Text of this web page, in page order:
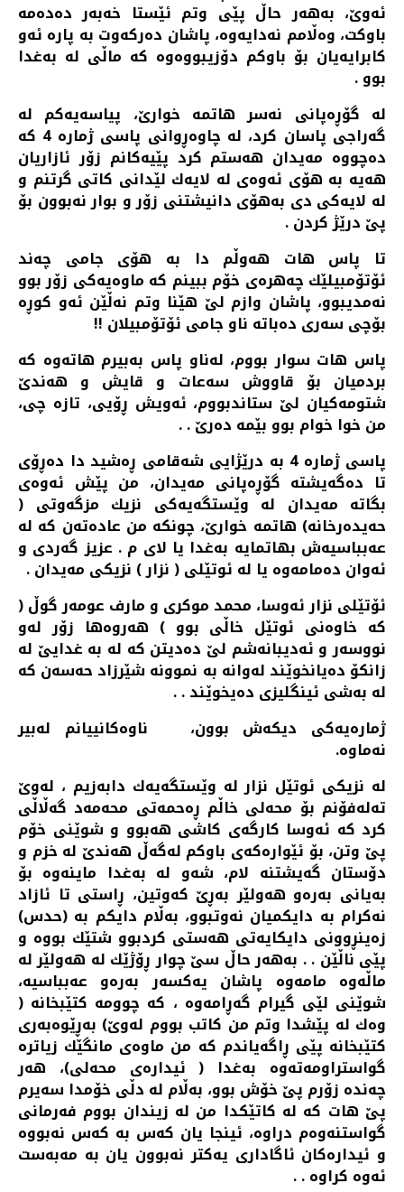
ئه‌وێ، به‌هه‌ر حاڵ پێی وتم ئێستا خه‌به‌ر ده‌ده‌مه‌
باوكت، وه‌ڵامم نه‌دایه‌وه‌، پاشان ده‌ركه‌وت به‌ پاره‌ ئه‌و
كابرایه‌یان بۆ باوكم دۆزیبووه‌وه‌ كه‌ ماڵی له‌ به‌غدا
بوو .
له‌ گۆڕه‌پانی نه‌سر هاتمه‌ خوارێ، پیاسه‌یه‌كم له‌
گه‌راجی پاسان كرد، له‌ چاوه‌ڕوانی پاسی ژماره‌ 4 كه‌
ده‌چووه‌ مه‌یدان هه‌ستم كرد پێیه‌كانم زۆر ئازاریان
هه‌یه‌ به‌ هۆی ئه‌وه‌ی له‌ لایه‌ك لێدانی كاتی گرتنم و
له‌ لایه‌كی دی به‌هۆی دانیشتنی زۆر و بوار نه‌بوون بۆ
پێ درێژ كردن .
تا پاس هات هه‌وڵم دا به‌ هۆی جامی چه‌ند
ئۆتۆمبیلێك چه‌هره‌ی خۆم ببینم كه‌ ماوه‌یه‌كی زۆر بوو
نه‌مدیبوو، پاشان وازم لێ هێنا وتم نه‌ڵێن ئه‌و كوڕه‌
بۆچی سه‌ری ده‌باته‌ ناو‌ جامی ئۆتۆمبیلان !!
پاس هات سوار بووم، له‌ناو پاس به‌بیرم هاته‌وه‌ كه‌
بردمیان بۆ قاووش سه‌عات و قایش و هه‌ندێ
شتومه‌كیان لێ ستاندبووم، ئه‌ویش ڕۆیی، تازه‌ چی،
من خوا خوام بوو بێمه‌ ده‌رێ . .
پاسی ژماره‌ 4 به‌ درێژایی شه‌قامی ڕه‌شید دا ده‌ڕۆی
تا ده‌گه‌یشته‌ گۆڕه‌پانی مه‌یدان، من پێش ئه‌وه‌ی
بگاته‌ مه‌یدان له‌ وێستگه‌یه‌كی نزیك مزگه‌وتی (
حه‌یده‌رخانه‌) هاتمه‌ خوارێ، چونكه‌ من عاده‌ته‌ن كه‌ له‌
عه‌بباسیه‌ش بهاتمایه‌ به‌غدا یا لای م . عزیز گه‌ردی و
ئه‌وان ده‌مامه‌وه‌ یا له‌ ئوتێلی ( نزار ) نزیكی مه‌یدان .
ئۆتێلی نزار ئه‌وسا، محمد موكری و مارف عومه‌ر گوڵ (
كه‌ خاوه‌نی ئوتێل خاڵی بوو ) هه‌روه‌ها زۆر له‌و
نووسه‌ر و ئه‌دیبانه‌شم لێ ده‌دیتن كه‌ له‌ به‌ غدایێ له‌
زانكۆ ده‌یانخوێند له‌وانه‌ به‌ نموونه‌ شێرزاد حه‌سه‌ن كه‌
له‌ به‌شی ئینگلیزی ده‌یخوێند . .
ژماره‌یه‌كی دیكه‌ش بوون، ناوه‌كانییانم له‌بیر
نه‌ماوه‌.
له‌ نزیكی ئوتێل نزار له‌ وێستگه‌یه‌ك دابه‌زیم ، له‌وێ
ته‌له‌فۆنم بۆ محه‌لی خاڵم ڕه‌حمه‌تی محه‌مه‌د گه‌ڵاڵی
كرد كه‌ ئه‌وسا كارگه‌ی كاشی هه‌بوو و شوێنی خۆم
پێ وتن، بۆ ئێواره‌كه‌ی باوكم له‌گه‌ڵ هه‌ندێ له‌ خزم و
دۆستان گه‌یشتنه‌ لام، شه‌و له‌ به‌غدا ماینه‌وه‌ بۆ
به‌یانی به‌ره‌و هه‌ولێر به‌ڕێ كه‌وتین، ڕاستی تا ئازاد
نه‌كرام به‌ دایكمیان نه‌وتبوو، به‌ڵام دایكم به‌ (حدس)
زه‌ینڕوونی دایكایه‌تی هه‌ستی كردبوو شتێك بووه‌ و
پێی ناڵێن . . به‌هه‌ر حاڵ سێ چوار ڕۆژێك له‌ هه‌ولێر له‌
ماڵه‌وه‌ مامه‌وه‌ پاشان یه‌كسه‌ر به‌ره‌و عه‌بباسیه‌،
شوێنی لێی گیرام گه‌ڕامه‌وه‌ ، كه‌ چوومه‌ كتێبخانه‌ (
وه‌ك له‌ پێشدا وتم من كاتب بووم له‌وێ) به‌ڕێوه‌به‌ری
كتێبخانه‌ پێی ڕاگه‌یاندم كه‌ من ماوه‌ی مانگێك زیاتره‌
گواستراومه‌ته‌وه‌ به‌غدا ( ئیداره‌ی محه‌لی)، هه‌ر
چه‌نده‌ زۆرم پێ خۆش بوو، به‌ڵام له‌ دڵی خۆمدا سه‌یرم
پێ هات كه‌ له‌ كاتێكدا من له‌ زیندان بووم فه‌رمانی
گواستنه‌وه‌م دراوه‌، ئینجا یان كه‌س به‌ كه‌س نه‌بووه‌
و ئیداره‌كان ئاگاداری یه‌كتر نه‌بوون یان به‌ مه‌به‌ست
ئه‌وه‌ كراوه‌ . .